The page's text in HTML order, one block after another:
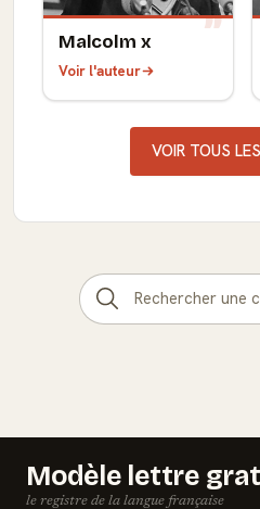
Malcolm x
Voir l'auteur
VOIR TOUS
Modèle lettre
le registre de la langue française